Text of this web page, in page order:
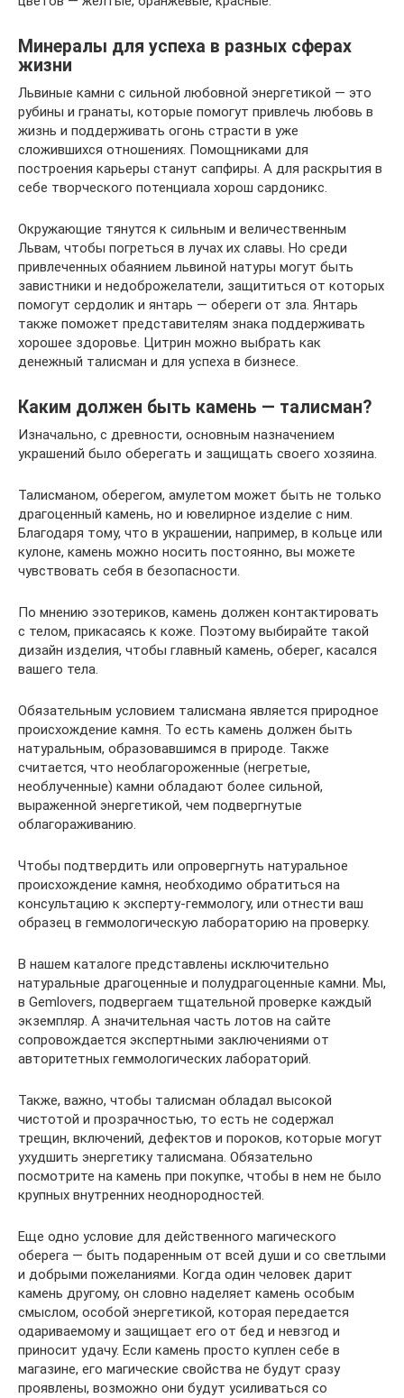
Минералы для успеха в разных сферах
жизни
Львиные камни с сильной любовной энергетикой — это
рубины и гранаты, которые помогут привлечь любовь в
жизнь и поддерживать огонь страсти в уже
сложившихся отношениях. Помощниками для
построения карьеры станут сапфиры. А для раскрытия в
себе творческого потенциала хорош сардоникс.
Окружающие тянутся к сильным и величественным
Львам, чтобы погреться в лучах их славы. Но среди
привлеченных обаянием львиной натуры могут быть
завистники и недоброжелатели, защититься от которых
помогут сердолик и янтарь — обереги от зла. Янтарь
также поможет представителям знака поддерживать
хорошее здоровье. Цитрин можно выбрать как
денежный талисман и для успеха в бизнесе.
Каким должен быть камень — талисман?
Изначально, с древности, основным назначением
украшений было оберегать и защищать своего хозяина.
Талисманом, оберегом, амулетом может быть не только
драгоценный камень, но и ювелирное изделие с ним.
Благодаря тому, что в украшении, например, в кольце или
кулоне, камень можно носить постоянно, вы можете
чувствовать себя в безопасности.
По мнению эзотериков, камень должен контактировать
с телом, прикасаясь к коже. Поэтому выбирайте такой
дизайн изделия, чтобы главный камень, оберег, касался
вашего тела.
Обязательным условием талисмана является природное
происхождение камня. То есть камень должен быть
натуральным, образовавшимся в природе. Также
считается, что необлагороженные (негретые,
необлученные) камни обладают более сильной,
выраженной энергетикой, чем подвергнутые
облагораживанию.
Чтобы подтвердить или опровергнуть натуральное
происхождение камня, необходимо обратиться на
консультацию к эксперту-геммологу, или отнести ваш
образец в геммологическую лабораторию на проверку.
В нашем каталоге представлены исключительно
натуральные драгоценные и полудрагоценные камни. Мы,
в Gemlovers, подвергаем тщательной проверке каждый
экземпляр. А значительная часть лотов на сайте
сопровождается экспертными заключениями от
авторитетных геммологических лабораторий.
Также, важно, чтобы талисман обладал высокой
чистотой и прозрачностью, то есть не содержал
трещин, включений, дефектов и пороков, которые могут
ухудшить энергетику талисмана. Обязательно
посмотрите на камень при покупке, чтобы в нем не было
крупных внутренних неоднородностей.
Еще одно условие для действенного магического
оберега — быть подаренным от всей души и со светлыми
и добрыми пожеланиями. Когда один человек дарит
камень другому, он словно наделяет камень особым
смыслом, особой энергетикой, которая передается
одариваемому и защищает его от бед и невзгод и
приносит удачу. Если камень просто куплен себе в
магазине, его магические свойства не будут сразу
проявлены, возможно они будут усиливаться со